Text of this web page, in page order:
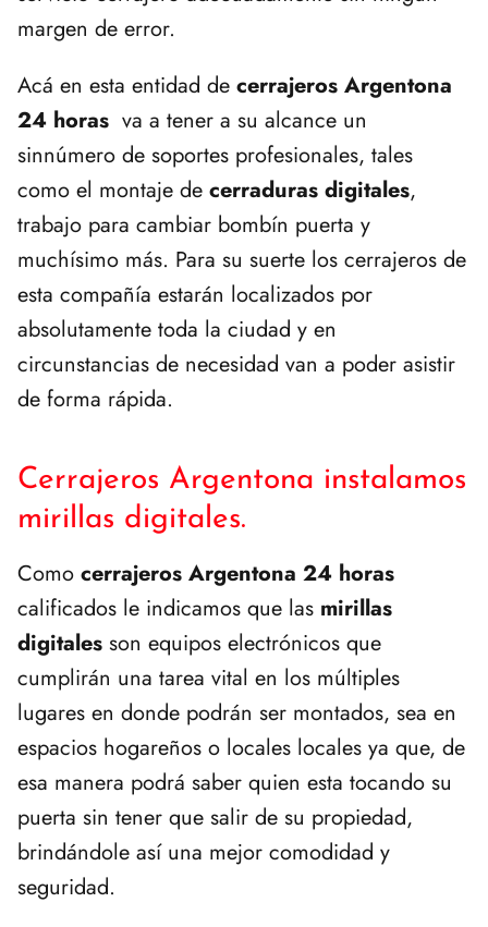
margen de error.
Acá en esta entidad de cerrajeros Argentona
24 horas va a tener a su alcance un
sinnúmero de soportes profesionales, tales
como el montaje de cerraduras digitales,
trabajo para cambiar bombín puerta y
muchísimo más. Para su suerte los cerrajeros de
esta compañía estarán localizados por
absolutamente toda la ciudad y en
circunstancias de necesidad van a poder asistir
de forma rápida.
Cerrajeros Argentona instalamos
mirillas digitales.
Como cerrajeros Argentona 24 horas
calificados le indicamos que las mirillas
digitales son equipos electrónicos que
cumplirán una tarea vital en los múltiples
lugares en donde podrán ser montados, sea en
espacios hogareños o locales locales ya que, de
esa manera podrá saber quien esta tocando su
puerta sin tener que salir de su propiedad,
brindándole así una mejor comodidad y
seguridad.